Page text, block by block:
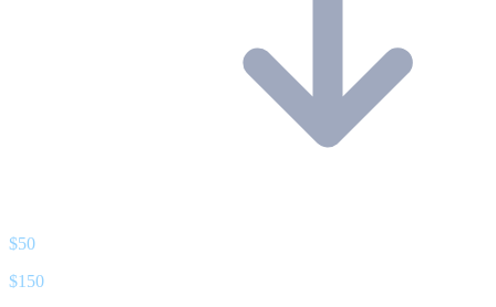
$50
$150